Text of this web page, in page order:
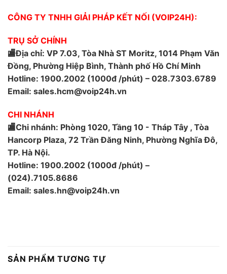
CÔNG TY TNHH GIẢI PHÁP KẾT NỐI (VOIP24H):
TRỤ SỞ CHÍNH
🏬Địa chỉ: VP 7.03, Tòa Nhà ST Moritz, 1014 Phạm Văn
Đồng, Phường Hiệp Bình, Thành phố Hồ Chí Minh
Hotline: 1900.2002 (1000đ /phút) – 028.7303.6789
Email: sales.hcm@voip24h.vn
CHI NHÁNH
🏬Chi nhánh: Phòng 1020, Tầng 10 - Tháp Tây , Tòa
Hancorp Plaza, 72 Trần Đăng Ninh, Phường Nghĩa Đô,
TP. Hà Nội.
Hotline: 1900.2002 (1000đ /phút) –
(024).7105.8686
Email: sales.hn@voip24h.vn
SẢN PHẨM TƯƠNG TỰ